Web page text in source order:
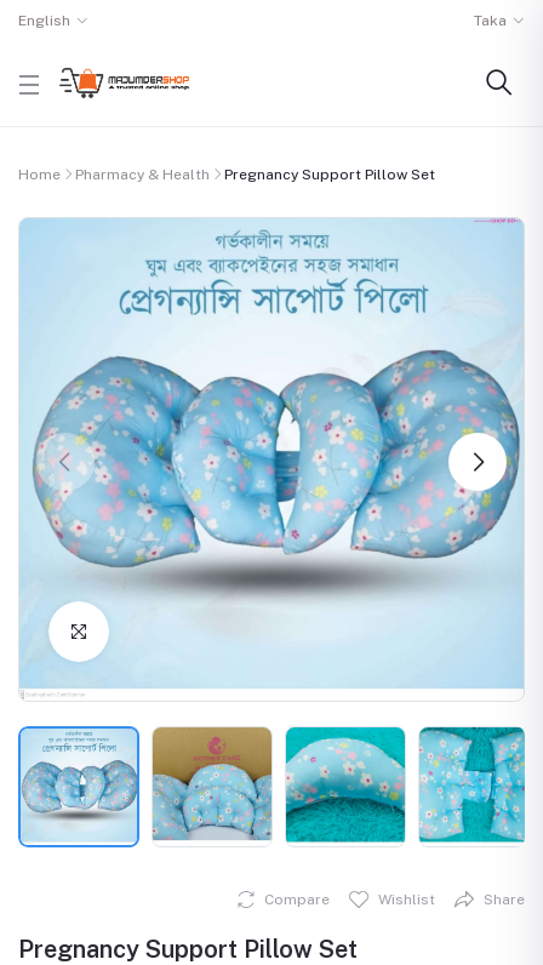
English Taka
Home Pharmacy & Health Pregnancy Support Pillow Set
Compare Wishlist Share
Pregnancy Support Pillow Set